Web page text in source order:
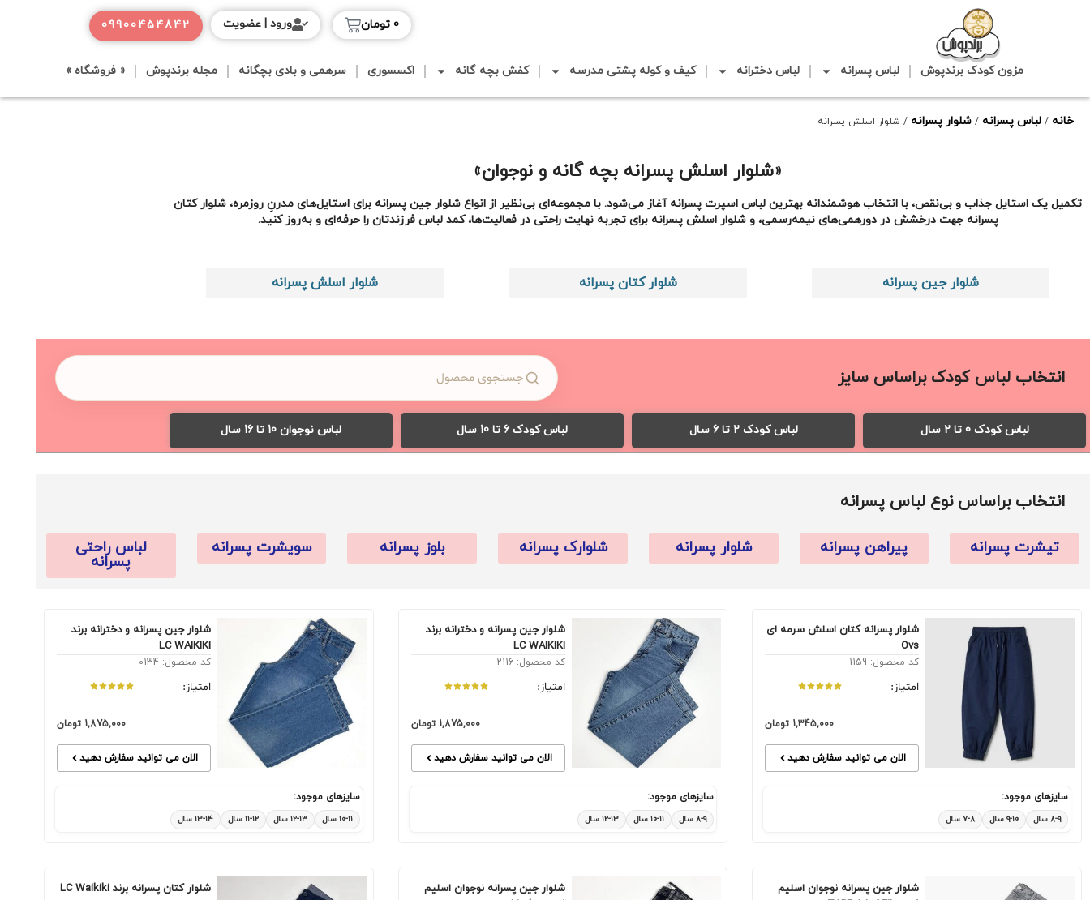
مزون کودک برندپوش لباس پسرانه لباس دخترانه کیف و کوله پشتی مدرسه کفش بچه گانه اکسسوری سرهمی و بادی بچگانه مجله برندپوش « فروشگاه »
0 تومان 09900454842 ورود | عضویت
خانه / لباس پسرانه / شلوار پسرانه / شلوار اسلش پسرانه
«شلوار اسلش پسرانه بچه گانه و نوجوان»
تکمیل یک استایل جذاب و بی‌نقص، با انتخاب هوشمندانه بهترین لباس اسپرت پسرانه آغاز می‌شود. با مجموعه‌ای بی‌نظیر از انواع شلوار جین پسرانه برای استایل‌های مدرنِ روزمره، شلوار کتان
پسرانه جهت درخشش در دورهمی‌های نیمه‌رسمی، و شلوار اسلش پسرانه برای تجربه نهایت راحتی در فعالیت‌ها، کمد لباس فرزندتان را حرفه‌ای و به‌روز کنید.
شلوار جین پسرانه شلوار کتان پسرانه شلوار اسلش پسرانه
انتخاب لباس کودک براساس سایز
لباس کودک 0 تا 2 سال لباس کودک 2 تا 6 سال لباس کودک 6 تا 10 سال لباس نوجوان 10 تا 16 سال
انتخاب براساس نوع لباس پسرانه
تیشرت پسرانه پیراهن پسرانه شلوار پسرانه شلوارک پسرانه بلوز پسرانه سویشرت پسرانه لباس راحتی
پسرانه
شلوار پسرانه کتان اسلش سرمه ای
Ovs
کد محصول: 1159
امتیاز:
1,345,000 تومان
الان می توانید سفارش دهید
سایزهای موجود:
۸-۹ سال ۹-۱۰ سال ۷-۸ سال
شلوار جین پسرانه و دخترانه برند
LC WAIKIKI
کد محصول: 2116
امتیاز:
1,875,000 تومان
الان می توانید سفارش دهید
سایزهای موجود:
۸-۹ سال ۱۰-۱۱ سال ۱۲-۱۳ سال
شلوار جین پسرانه و دخترانه برند
LC WAIKIKI
کد محصول: 0134
امتیاز:
1,875,000 تومان
الان می توانید سفارش دهید
سایزهای موجود:
۱۰-۱۱ سال ۱۲-۱۳ سال ۱۱-۱۲ سال ۱۳-۱۴ سال
شلوار جین پسرانه نوجوان اسلیم
شلوار جین پسرانه نوجوان اسلیم
شلوار کتان پسرانه برند LC Waikiki